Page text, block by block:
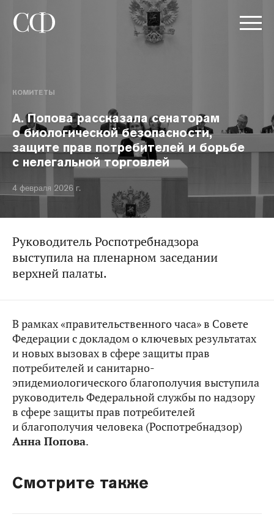
КОМИТЕТЫ
А. Попова рассказала сенаторам
о биологической безопасности,
защите прав потребителей и борьбе
с нелегальной торговлей
4 февраля 2026 г.
Руководитель Роспотребнадзора
выступила на пленарном заседании
верхней палаты.
В рамках «правительственного часа» в Совете
Федерации с докладом о ключевых результатах
и новых вызовах в сфере защиты прав
потребителей и санитарно-
эпидемиологического благополучия выступила
руководитель Федеральной службы по надзору
в сфере защиты прав потребителей
и благополучия человека (Роспотребнадзор)
Анна Попова.
Смотрите также